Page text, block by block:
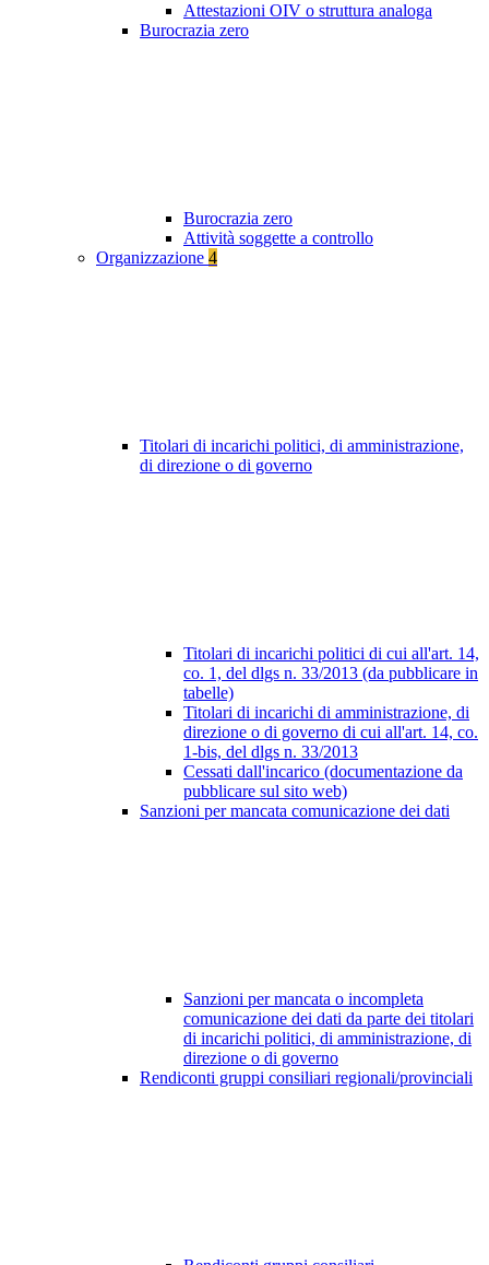
Attestazioni OIV o struttura analoga
Burocrazia zero
Burocrazia zero
Attività soggette a controllo
Organizzazione 4
Titolari di incarichi politici, di amministrazione,
di direzione o di governo
Titolari di incarichi politici di cui all'art. 14,
co. 1, del dlgs n. 33/2013 (da pubblicare in
tabelle)
Titolari di incarichi di amministrazione, di
direzione o di governo di cui all'art. 14, co.
1-bis, del dlgs n. 33/2013
Cessati dall'incarico (documentazione da
pubblicare sul sito web)
Sanzioni per mancata comunicazione dei dati
Sanzioni per mancata o incompleta
comunicazione dei dati da parte dei titolari
di incarichi politici, di amministrazione, di
direzione o di governo
Rendiconti gruppi consiliari regionali/provinciali